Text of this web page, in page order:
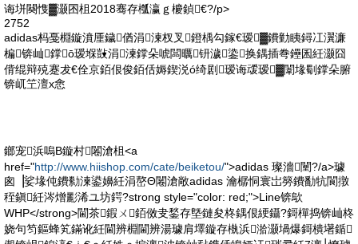
诲垪闋愯▓灏囨柤2018骞存槬瀛ｇ櫦鍞€?/p>
2752
adidas杩戞棩鏇濆厜鐬偤涓湅杈叉鐙楀勾鎵€瑷▓鐨勭眱鐞冮瀷濂
楄锛屾鐣ō瑷堢敱涓湅鐣朵唬闆曞钘濊鍌换鍝插弮鑸囷紝灏囧
偝绲辩殑蹇犮€佺京銆佷俊銆佸媷鍥涚ó绮剧瑷诲叆瑷▓闈堟劅鐣朵腑
锛屼笁澶х悆
鎯宠浜嗚В鏇村闂滄柤<a
href="http://www.hiishop.com/cate/beiketou/">adidas 璨濇闉?/a>璩
囪▕娑堟伅鐨勬湅鍙嬶紝涓嶅Θ闂滄敞adidas 瀹樼恫寰岀簩鐨勫牨閬撴
秷鎭紝涔熷彲浠ユ坊鍔?strong style="color: red;">Line锛歍
WHP</strong>閫茶鍜ㄨ銆傚叏鍫存墍鏈夋柊鍝佷綆鑷?鎶樿捣锛屾柊
娆句笉鏂蜂笂鏋讹紝閫辨棩閫辨湯璩肩墿鏇存槸浜湁灏堝爆鎶樻墸鍎